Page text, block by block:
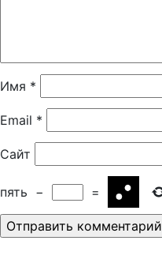
Имя *
Email *
Сайт
пять − =